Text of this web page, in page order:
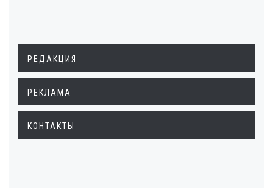
РЕДАКЦИЯ
РЕКЛАМА
КОНТАКТЫ